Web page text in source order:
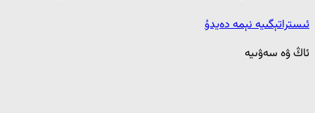
ئىستراتېگىيە نېمە دەيدۇ
ئاڭ ۋە سەۋىيە